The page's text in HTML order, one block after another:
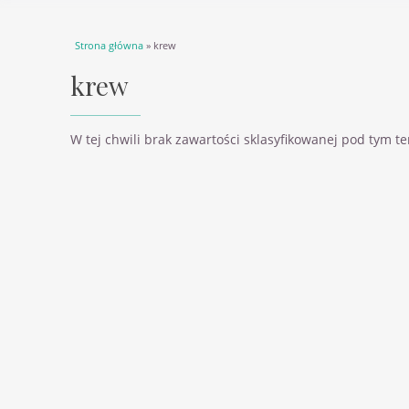
Jesteś tutaj
Strona główna » krew
krew
W tej chwili brak zawartości sklasyfikowanej pod tym